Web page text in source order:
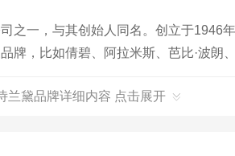
之一，与其创始人同名。创立于1946
，比如倩碧、阿拉米斯、芭比·波朗
兰黛品牌详细内容 点击展开